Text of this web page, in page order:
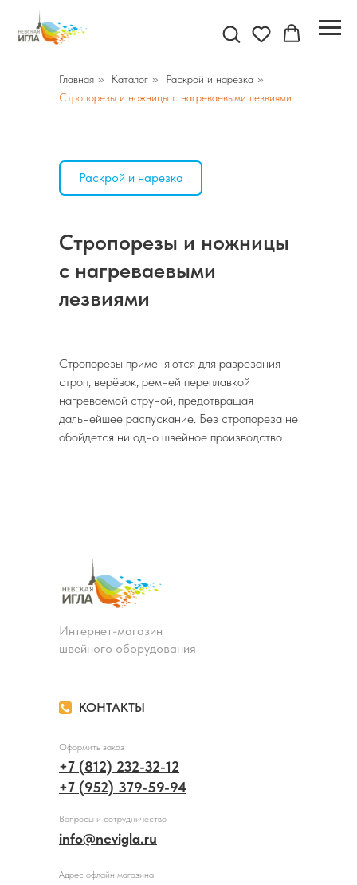
Главная » Каталог » Раскрой и нарезка »
Стропорезы и ножницы с нагреваевыми лезвиями
Стропорезы и ножницы
с нагреваевыми
лезвиями
Раскрой и нарезка
Стропорезы применяются для разрезания
строп, верёвок, ремней переплавкой
нагреваемой струной, предотвращая
дальнейшее распускание. Без стропореза не
обойдется ни одно швейное производство.
КОНТАКТЫ
Интернет-магазин
швейного оборудования
+7 (812) 232-32-12
+7 (952) 379-59-94
info@nevigla.ru
Оформить заказ
Вопросы и сотрудничество
Адрес офлайн магазина